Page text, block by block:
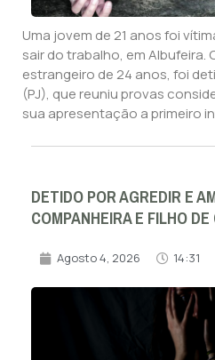
Uma jovem de 21 anos foi
sair do trabalho, em Albufeira.
estrangeiro de 24 anos, foi
(PJ), que reuniu provas
sua apresentação a primeiro
DETIDO POR AGREDIR E
COMPANHEIRA E FILHO
Agosto 4, 2026 14:31